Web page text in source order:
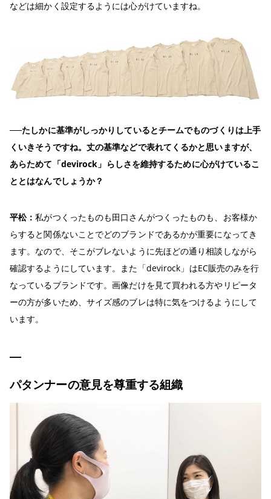
などは細かく設定するようには心がけていますね。
──たしかに基準がしっかりしているとチームでものづくりは上手
くいきそうですね。丈の基準などで表れてくるかと思いますが、
あらためて「devirock」らしさを維持するために心がけているこ
ととはなんでしょうか？
平松：私がつくったものも田口さんがつくったものも、お客様か
らすると関係ないことでどのブランドであるかが重要になってき
ます。なので、そこがブレないように先ほどの通り相談しながら
確認するようにしています。また「devirock」はEC販売のみを行
なっているブランドです。画像だけを見て買われる方やリピータ
ーの方が多いため、サイズ感のブレは特に気をつけるようにして
います。
パタンナーの意見を尊重する組織